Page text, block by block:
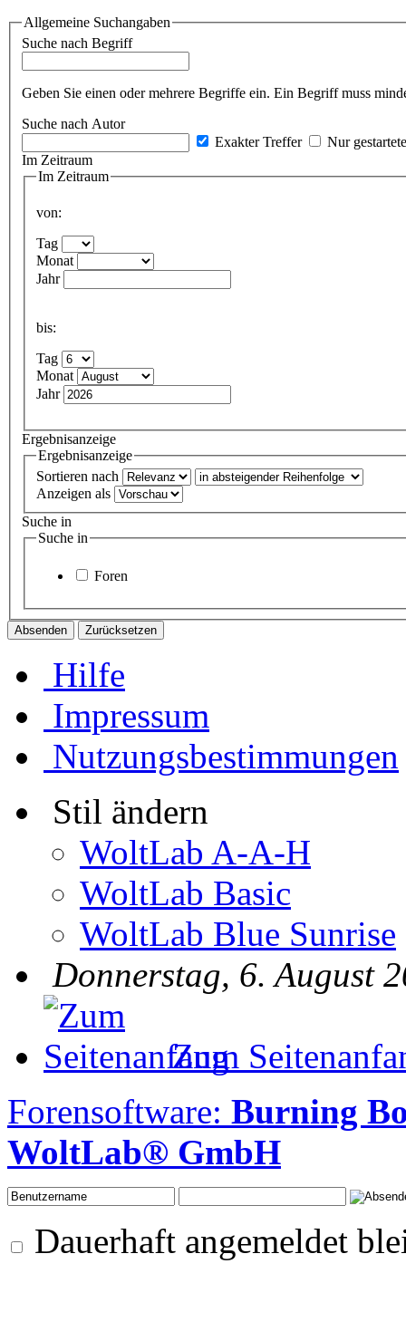
Allgemeine Suchangaben
Suche nach Begriff
Geben Sie einen oder mehrere Begriffe ein. Ein Begriff muss
Suche nach Autor
Exakter Treffer
Nur
Im Zeitraum
Im Zeitraum
von:
Tag
Monat
Jahr
bis:
Tag
Monat
Jahr
Ergebnisanzeige
Ergebnisanzeige
Sortieren nach
Anzeigen als
Suche in
Suche in
Foren
Hilfe
Impressum
Nutzungsbestimmungen
Stil ändern
WoltLab A-A-H
WoltLab Basic
WoltLab Blue Sunrise
Donnerstag, 6. August
Zum
Forensoftware: Burning
WoltLab® GmbH
Dauerhaft angemeldet